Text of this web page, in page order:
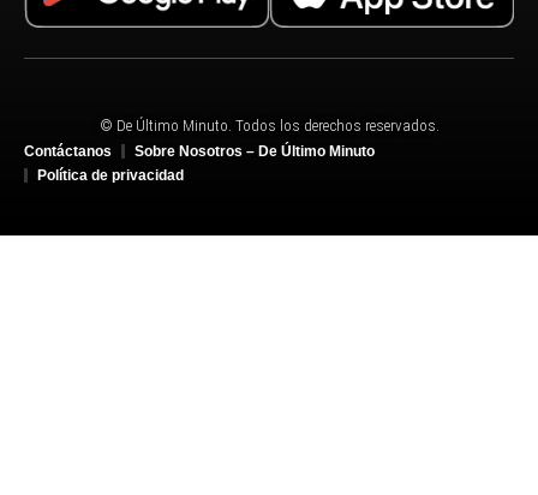
© De Último Minuto. Todos los derechos reservados.
Contáctanos
Sobre Nosotros – De Último Minuto
Política de privacidad